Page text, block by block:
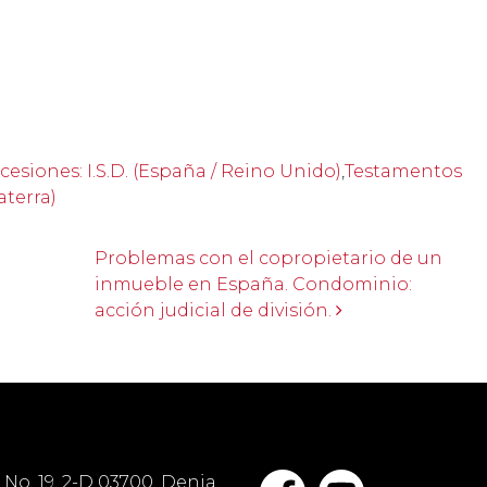
I.S.D. (España / Reino Unido),Testamentos
Problemas con el copropietario de un
inmueble en España. Condominio:
acción judicial de división.
19, 2-D 03700, Denia,